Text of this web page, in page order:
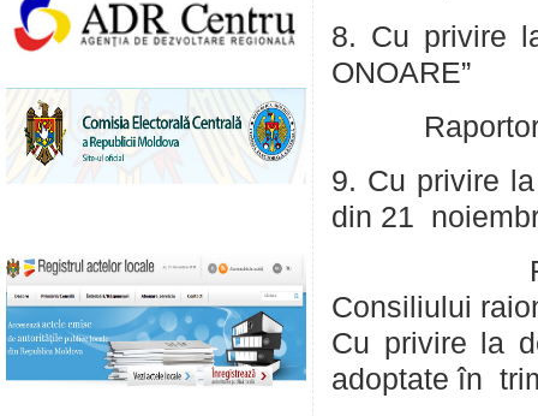
8. Cu privire
ONOARE”
Raportor:
9. Cu privire
din 21
Raportor:
Consiliului
Cu privire la
adoptate în